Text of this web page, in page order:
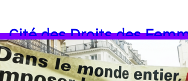
Cité des Droits des